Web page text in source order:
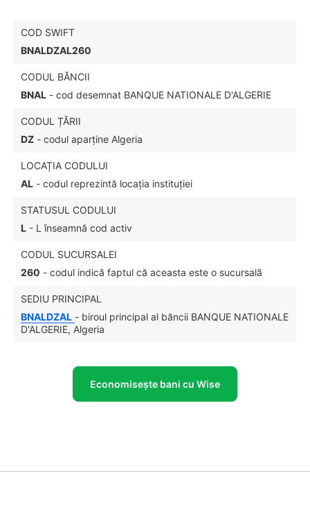
COD SWIFT
BNALDZAL260
CODUL BĂNCII
BNAL - cod desemnat BANQUE NATIONALE D'ALGERIE
CODUL ȚĂRII
DZ - codul aparține Algeria
LOCAȚIA CODULUI
AL - codul reprezintă locația instituției
STATUSUL CODULUI
L - L înseamnă cod activ
CODUL SUCURSALEI
260 - codul indică faptul că aceasta este o sucursală
SEDIU PRINCIPAL
BNALDZAL - biroul principal al băncii BANQUE NATIONALE
D'ALGERIE, Algeria
Economisește bani cu Wise